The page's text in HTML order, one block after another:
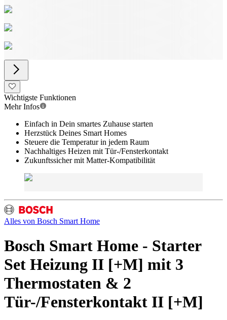
Wichtigste Funktionen
Mehr Infos
Einfach in Dein smartes Zuhause starten
Herzstück Deines Smart Homes
Steuere die Temperatur in jedem Raum
Nachhaltiges Heizen mit Tür-/Fensterkontakt
Zukunftssicher mit Matter-Kompatibilität
Alles von Bosch Smart Home
Bosch Smart Home - Starter
Set Heizung II [+M] mit 3
Thermostaten & 2
Tür-/Fensterkontakt II [+M]